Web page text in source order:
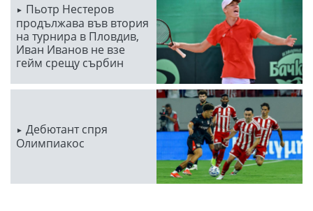
Пьотр Нестеров
продължава във втория
на турнира в Пловдив,
Иван Иванов не взе
гейм срещу сърбин
Дебютант спря
Олимпиакос